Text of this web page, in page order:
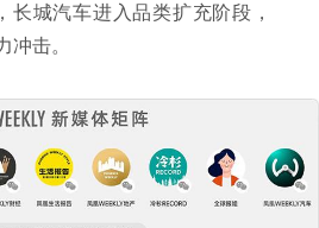
长城汽车进入品类扩充阶段，
冲击。